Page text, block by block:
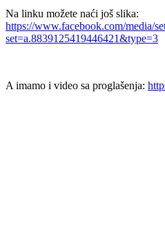
Na linku možete naći još slika:
https://www.facebook.com/media/
set=a.8839125419446421&type=3
A imamo i video sa proglašenja: